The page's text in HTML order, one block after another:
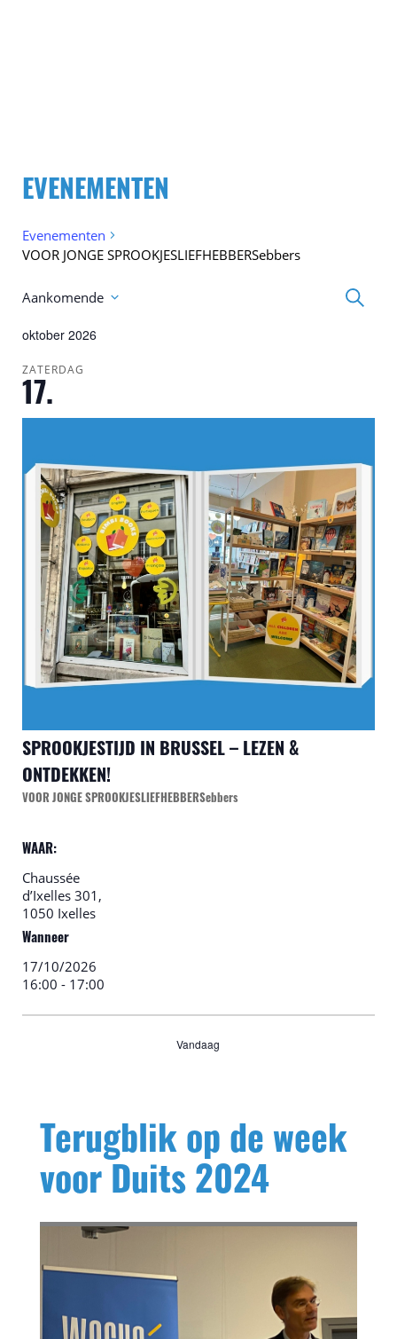
EVENEMENTEN
Evenementen
VOOR JONGE SPROOKJESLIEFHEBBERSebbers
Zoeken
Zoeken
Aankomende
een
datum.
oktober 2026
ZATERDAG
17.
SPROOKJESTIJD IN BRUSSEL – LEZEN &
ONTDEKKEN!
VOOR JONGE SPROOKJESLIEFHEBBERSebbers
WAAR:
Chaussée
d’Ixelles 301,
1050 Ixelles
Wanneer
17/10/2026
16:00 - 17:00
Vandaag
Terugblik op de week
voor Duits 2024